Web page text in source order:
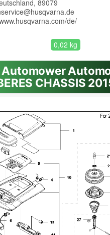
89079
de/
0,02 kg
CHASSIS